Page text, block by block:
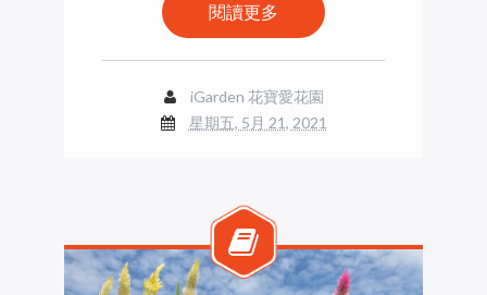
閱讀更多
iGarden 花寶愛花園
星期五, 5月 21, 2021